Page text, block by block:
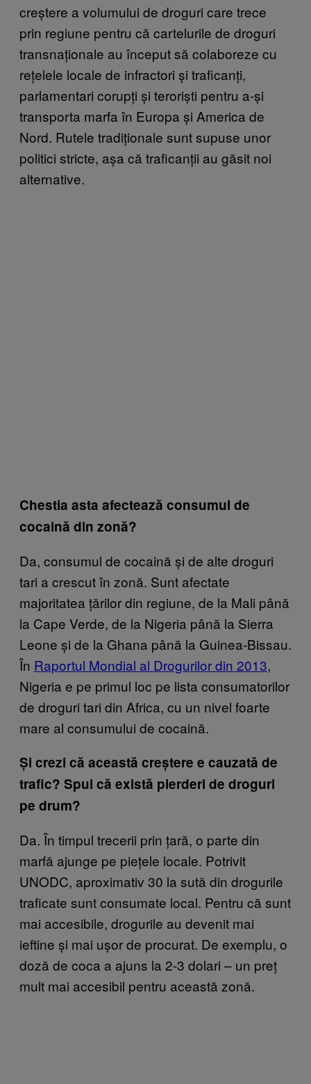
creștere a volumului de droguri care trece
prin regiune pentru că cartelurile de droguri
transnaționale au început să colaboreze cu
rețelele locale de infractori și traficanți,
parlamentari corupți și teroriști pentru a-și
transporta marfa în Europa și America de
Nord. Rutele tradiționale sunt supuse unor
politici stricte, așa că traficanții au găsit noi
alternative.
Chestia asta afectează consumul de
cocaină din zonă?
Da, consumul de cocaină și de alte droguri
tari a crescut în zonă. Sunt afectate
majoritatea țărilor din regiune, de la Mali până
la Cape Verde, de la Nigeria până la Sierra
Leone și de la Ghana până la Guinea-Bissau.
În Raportul Mondial al Drogurilor din 2013,
Nigeria e pe primul loc pe lista consumatorilor
de droguri tari din Africa, cu un nivel foarte
mare al consumului de cocaină.
Și crezi că această creștere e cauzată de
trafic? Spui că există pierderi de droguri
pe drum?
Da. În timpul trecerii prin țară, o parte din
marfă ajunge pe piețele locale. Potrivit
UNODC, aproximativ 30 la sută din drogurile
traficate sunt consumate local. Pentru că sunt
mai accesibile, drogurile au devenit mai
ieftine și mai ușor de procurat. De exemplu, o
doză de coca a ajuns la 2-3 dolari – un preț
mult mai accesibil pentru această zonă.